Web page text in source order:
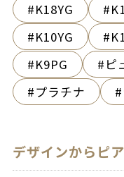
K18YG
K10YG
K9PG
ピ
プラチナ
デザインからピ